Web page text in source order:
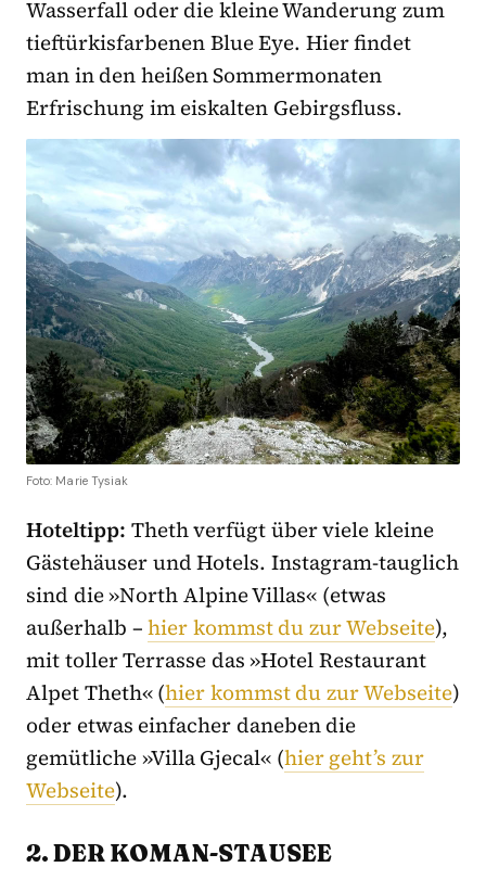
Wasserfall oder die kleine Wanderung zum
tieftürkisfarbenen Blue Eye. Hier findet
man in den heißen Sommermonaten
Erfrischung im eiskalten Gebirgsfluss.
Foto: Marie Tysiak
Hoteltipp: Theth verfügt über viele kleine
Gästehäuser und Hotels. Instagram-tauglich
sind die »North Alpine Villas« (etwas
außerhalb –hier kommst du zur Webseite),
mit toller Terrasse das »Hotel Restaurant
Alpet Theth« (hier kommst du zur Webseite)
oder etwas einfacher daneben die
gemütliche »Villa Gjecal« (hier geht’s zur
Webseite).
2. DER KOMAN-STAUSEE